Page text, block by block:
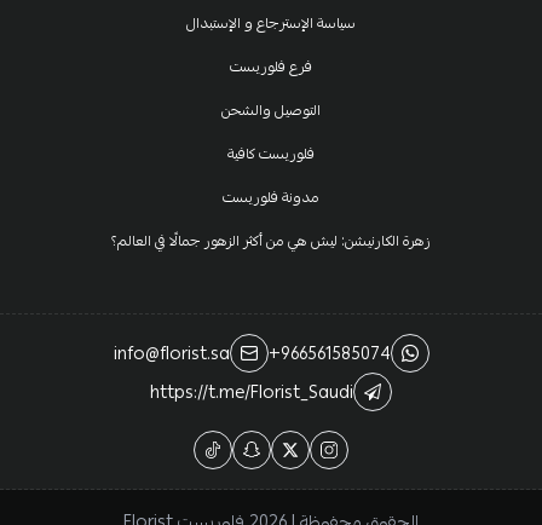
سياسة الإسترجاع و الإستبدال
فرع فلوريست
التوصيل والشحن
فلوريست كافية
مدونة فلوريست
زهرة الكارنيشن: ليش هي من أكثر الزهور جمالًا في العالم؟
+966561585074
info@florist.sa
https://t.me/Florist_Saudi